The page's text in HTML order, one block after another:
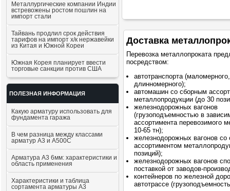
Металлургические компании Индии
встревожены ростом пошлин на
импорт стали
Тайвань продлил срок действия
тарифов на импорт х/к нержавейки
из Китая и Южной Кореи
Южная Корея планирует ввести
торговые санкции против США
ПОЛЕЗНАЯ ИНФОРМАЦИЯ
Какую арматуру использовать для
фундамента гаража
В чем разница между классами
арматур А3 и А500С
Арматура А3 6мм: характеристики и
область применения
Характеристики и таблица
сортамента арматуры А3
Доставка
Перевозка металлопроката
посредством:
автотранспорта (маломерного,
длинномерного);
автомашин со сборным
металлопродукции (до 30
железнодорожных вагонов
(грузоподъемностью в
ассортимента перевозимого
10-65 тн);
железнодорожных вагонов со
ассортиментом
позиций);
железнодорожных вагонов
поставкой от заводов-
контейнеров по железной
автотрассе